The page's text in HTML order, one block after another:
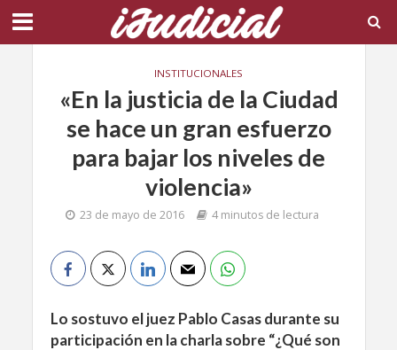
INSTITUCIONALES
«En la justicia de la Ciudad
se hace un gran esfuerzo
para bajar los niveles de
violencia»
23 de mayo de 2016 4 minutos de lectura
Lo sostuvo el juez Pablo Casas durante su
participación en la charla sobre “¿Qué son